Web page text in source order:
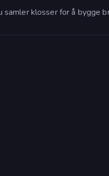
klosser for å bygge